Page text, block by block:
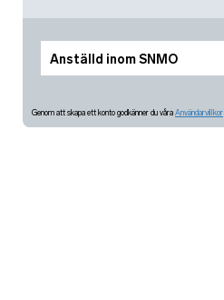
Anställd inom SNMO
Genom att skapa ett konto godkänner du våra Användarvillkor